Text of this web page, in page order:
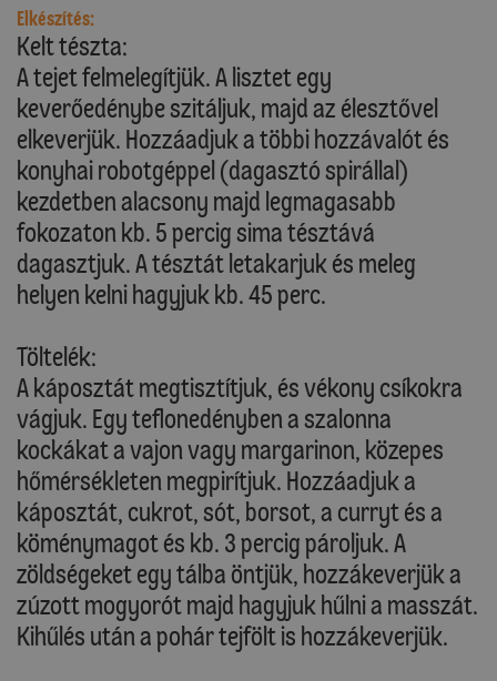
Elkészítés:
Kelt tészta:
A tejet felmelegítjük. A lisztet egy
keverőedénybe szitáljuk, majd az élesztővel
elkeverjük. Hozzáadjuk a többi hozzávalót és
konyhai robotgéppel (dagasztó spirállal)
kezdetben alacsony majd legmagasabb
fokozaton kb. 5 percig sima tésztává
dagasztjuk. A tésztát letakarjuk és meleg
helyen kelni hagyjuk kb. 45 perc.
Töltelék:
A káposztát megtisztítjuk, és vékony csíkokra
vágjuk. Egy teflonedényben a szalonna
kockákat a vajon vagy margarinon, közepes
hőmérsékleten megpirítjuk. Hozzáadjuk a
káposztát, cukrot, sót, borsot, a curryt és a
köménymagot és kb. 3 percig pároljuk. A
zöldségeket egy tálba öntjük, hozzákeverjük a
zúzott mogyorót majd hagyjuk hűlni a masszát.
Kihűlés után a pohár tejfölt is hozzákeverjük.